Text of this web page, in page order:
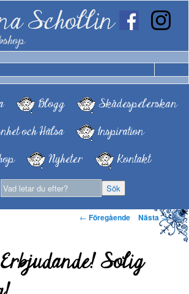
Schollin
Blogg
Skådespelerskan
och Hälsa
Inspiration
Nyheter Kontakt
Inläggsnavigering
← Föregående Nästa→
Solig